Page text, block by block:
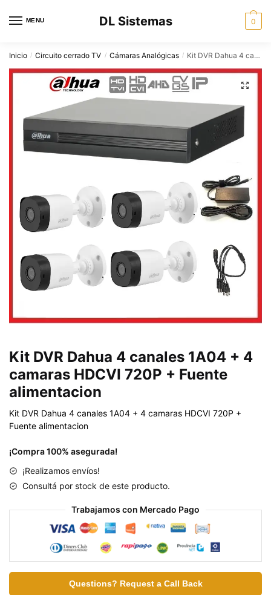
MENU DL Sistemas 0
Inicio / Circuito cerrado TV / Cámaras Analógicas / Kit DVR Dahua 4 canales 1A04 + 4 camaras HDCVI 720P + Fuente alimentacion
Kit DVR Dahua 4 canales 1A04 + 4
camaras HDCVI 720P + Fuente
alimentacion
Kit DVR Dahua 4 canales 1A04 + 4 camaras HDCVI 720P +
Fuente alimentacion
¡Compra 100% asegurada!
¡Realizamos envíos!
Consultá por stock de este producto.
Trabajamos con Mercado Pago
Questions? Request a Call Back